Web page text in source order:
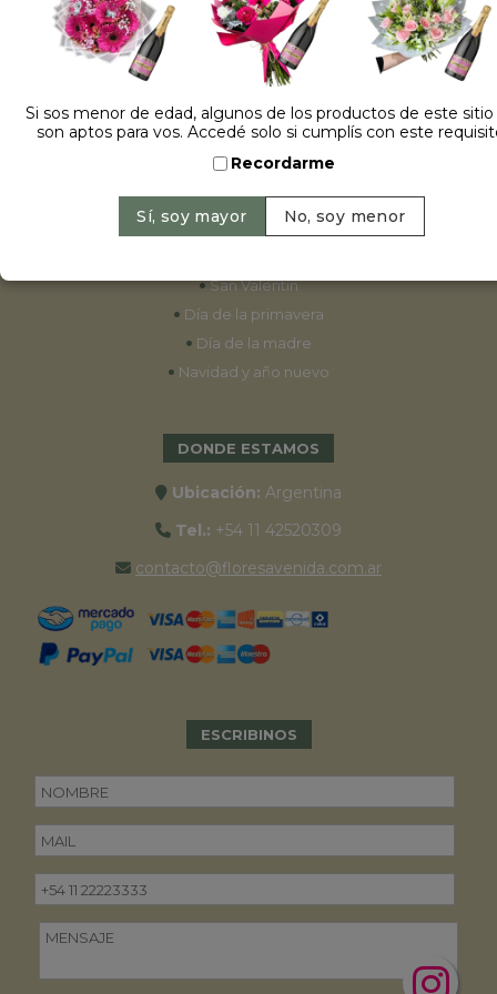
ESPECIALES
•Cumpleaños
•15 años
• Bodas
•Aniversarios
•Graduaciones
•San Valentín
• Día de la primavera
• Día de la madre
• Navidad y año nuevo
DONDE ESTAMOS
Ubicación: Argentina
Tel.: +54 11 42520309
contacto@floresavenida.com.ar
ESCRIBINOS
Si sos menor de edad, algunos de los productos de este
son aptos para vos. Accedé solo si cumplís con este
Recordarme